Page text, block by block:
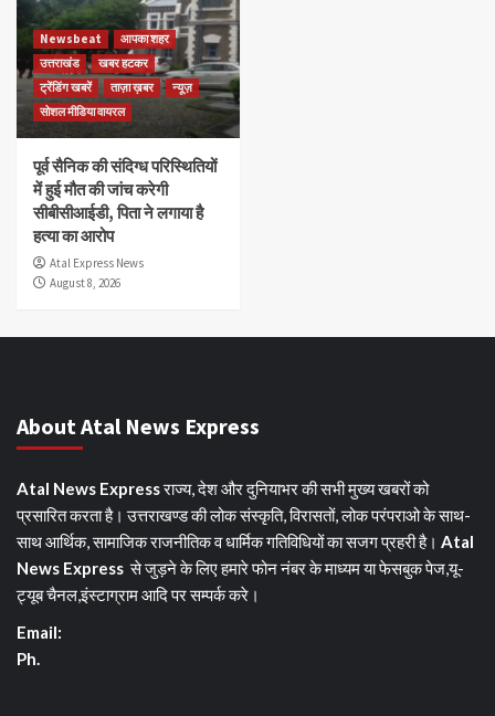
Newsbeat
आपका शहर
उत्तराखंड
खबर हटकर
ट्रेंडिंग खबरें
ताज़ा ख़बर
न्यूज़
सोशल मीडिया वायरल
पूर्व सैनिक की संदिग्ध परिस्थितियों
में हुई मौत की जांच करेगी
सीबीसीआईडी, पिता ने लगाया है
हत्या का आरोप
Atal Express News
August 8, 2026
About Atal News Express
Atal News Expressराज्य, देश और दुनियाभर की सभी मुख्य खबरों को
प्रसारित करता है। उत्तराखण्ड की लोक संस्कृति, विरासतों, लोक परंपराओ के साथ-
साथ आर्थिक, सामाजिक राजनीतिक व धार्मिक गतिविधियों का सजग प्रहरी है। Atal
News Express से जुड़ने के लिए हमारे फोन नंबर के माध्यम या फेसबुक पेज,यू-
ट्यूब चैनल,इंस्टाग्राम आदि पर सम्पर्क करे।
Email:
Ph.